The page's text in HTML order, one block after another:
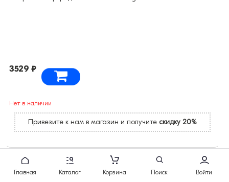
3529 ₽
Нет в наличии
Привезите к нам в магазин и получите скидку 20%
Главная Каталог Корзина Поиск Войти